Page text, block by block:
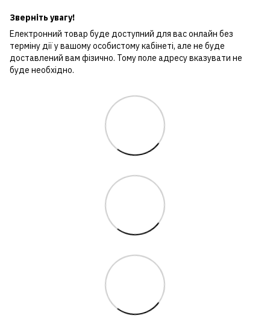
Зверніть увагу!
Електронний товар буде доступний для вас онлайн без
терміну дії у вашому особистому кабінеті, але не буде
доставлений вам фізично. Тому поле адресу вказувати не
буде необхідно.